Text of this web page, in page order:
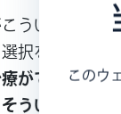
このウ
ういう病気
択をしたかも
ができれば
ういう子が